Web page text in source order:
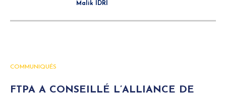
Malik IDRI
COMMUNIQUÉS
FTPA A CONSEILLÉ L’ALLIANCE DE